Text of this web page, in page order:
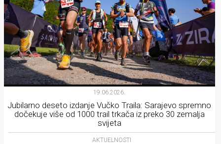
19.06.2026.
Jubilarno deseto izdanje Vučko Traila: Sarajevo spremno
dočekuje više od 1000 trail trkača iz preko 30 zemalja
svijeta
AKTUELNOSTI